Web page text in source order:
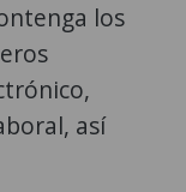
los
así